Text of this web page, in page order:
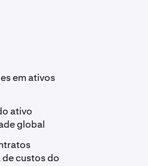
em ativos
ativo
global
custos do